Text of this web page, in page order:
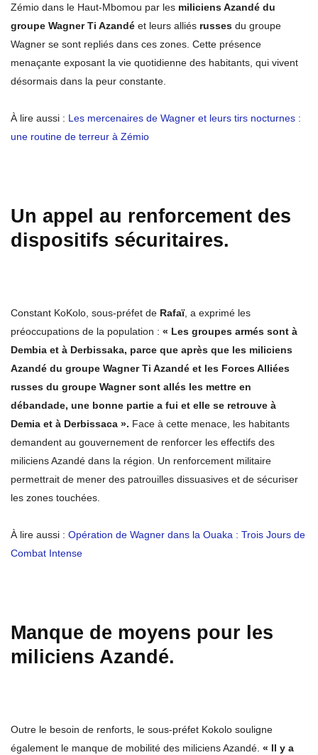
Zémio dans le Haut-Mbomou par les miliciens Azandé du
groupe Wagner Ti Azandé et leurs alliés russes du groupe
Wagner se sont repliés dans ces zones. Cette présence
menaçante exposant la vie quotidienne des habitants, qui vivent
désormais dans la peur constante.
À lire aussi : Les mercenaires de Wagner et leurs tirs nocturnes :
une routine de terreur à Zémio
Un appel au renforcement des
dispositifs sécuritaires.
Constant KoKolo, sous-préfet de Rafaï, a exprimé les
préoccupations de la population : « Les groupes armés sont à
Dembia et à Derbissaka, parce que après que les miliciens
Azandé du groupe Wagner Ti Azandé et les Forces Alliées
russes du groupe Wagner sont allés les mettre en
débandade, une bonne partie a fui et elle se retrouve à
Demia et à Derbissaca ». Face à cette menace, les habitants
demandent au gouvernement de renforcer les effectifs des
miliciens Azandé dans la région. Un renforcement militaire
permettrait de mener des patrouilles dissuasives et de sécuriser
les zones touchées.
À lire aussi : Opération de Wagner dans la Ouaka : Trois Jours de
Combat Intense
Manque de moyens pour les
miliciens Azandé.
Outre le besoin de renforts, le sous-préfet Kokolo souligne
également le manque de mobilité des miliciens Azandé. « Il y a